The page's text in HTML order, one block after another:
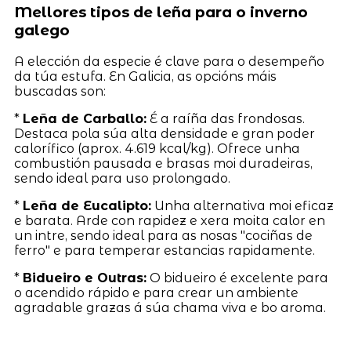
Mellores tipos de leña para o inverno
galego
A elección da especie é clave para o desempeño
da túa estufa. En Galicia, as opcións máis
buscadas son:
* Leña de Carballo:É a raíña das frondosas.
Destaca pola súa alta densidade e gran poder
calorífico (aprox. 4.619 kcal/kg). Ofrece unha
combustión pausada e brasas moi duradeiras,
sendo ideal para uso prolongado.
* Leña de Eucalipto:Unha alternativa moi eficaz
e barata. Arde con rapidez e xera moita calor en
un intre, sendo ideal para as nosas "cociñas de
ferro" e para temperar estancias rapidamente.
* Bidueiro e Outras:O bidueiro é excelente para
o acendido rápido e para crear un ambiente
agradable grazas á súa chama viva e bo aroma.